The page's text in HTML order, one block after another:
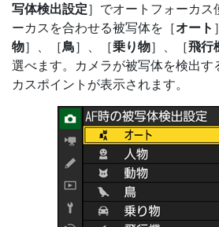
写体検出設定］でオートフォーカス
ーカスを合わせる被写体を［オート
物］、［鳥］、［乗り物］、［飛行
選べます。カメラが被写体を検出す
カスポイントが表示されます。